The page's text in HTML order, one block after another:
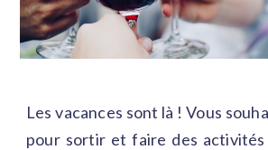
Les vacances sont là ! Vous
pour sortir et faire des activités